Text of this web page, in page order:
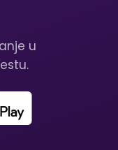
u